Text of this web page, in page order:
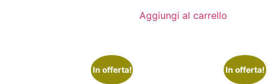
Aggiungi al carrello
In offerta! In offerta!